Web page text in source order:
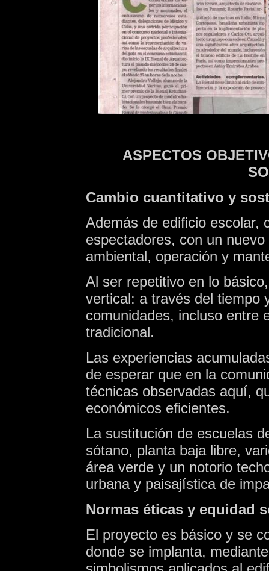
ASPECTOS
Cambio cuantitativo y
Además de edificio escolar,
espectadores, con un
ambiental, operación y
Al ser repetitivo en lo
vertical: a través del tiempo
comunidades, incluso entre
tradicional.
Las experiencias
de esperar que en la
técnicas observadas aquí,
económicos eficientes.
La sustitución de escuelas
sótano, planta baja libre,
área verde y un notorio
urbana y paisajística de
Normas éticas y equidad
El proyecto es básico y se
donde se implanta,